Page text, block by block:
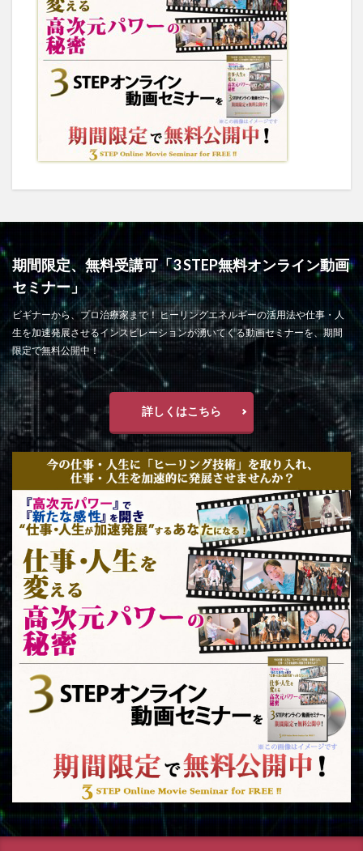
期間限定、無料受講可「3 STEP無料オンライン動画
セミナー」
ビギナーから、プロ治療家まで！ ヒーリングエネルギーの活用法や仕事・人
生を加速発展させるインスピレーションが湧いてくる動画セミナーを、期間
限定で無料公開中！
詳しくはこちら